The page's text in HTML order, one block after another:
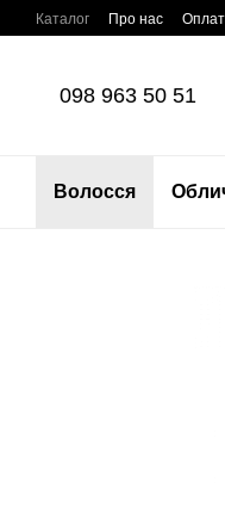
Перейти до основного
Каталог Про нас
098 963 50 51
Волосся